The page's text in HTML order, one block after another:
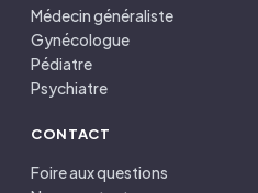
Médecin généraliste
Gynécologue
Pédiatre
Psychiatre
CONTACT
Foire aux questions